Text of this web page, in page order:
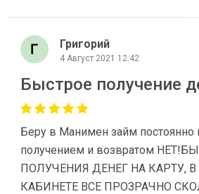
Григорий
4 Август 2021 12:42
Быстрое получение
Беру в Манимен займ постоянно
получением и возвратом
ПОЛУЧЕНИЯ ДЕНЕГ НА КАРТУ,
КАБИНЕТЕ ВСЕ ПРОЗРАЧНО